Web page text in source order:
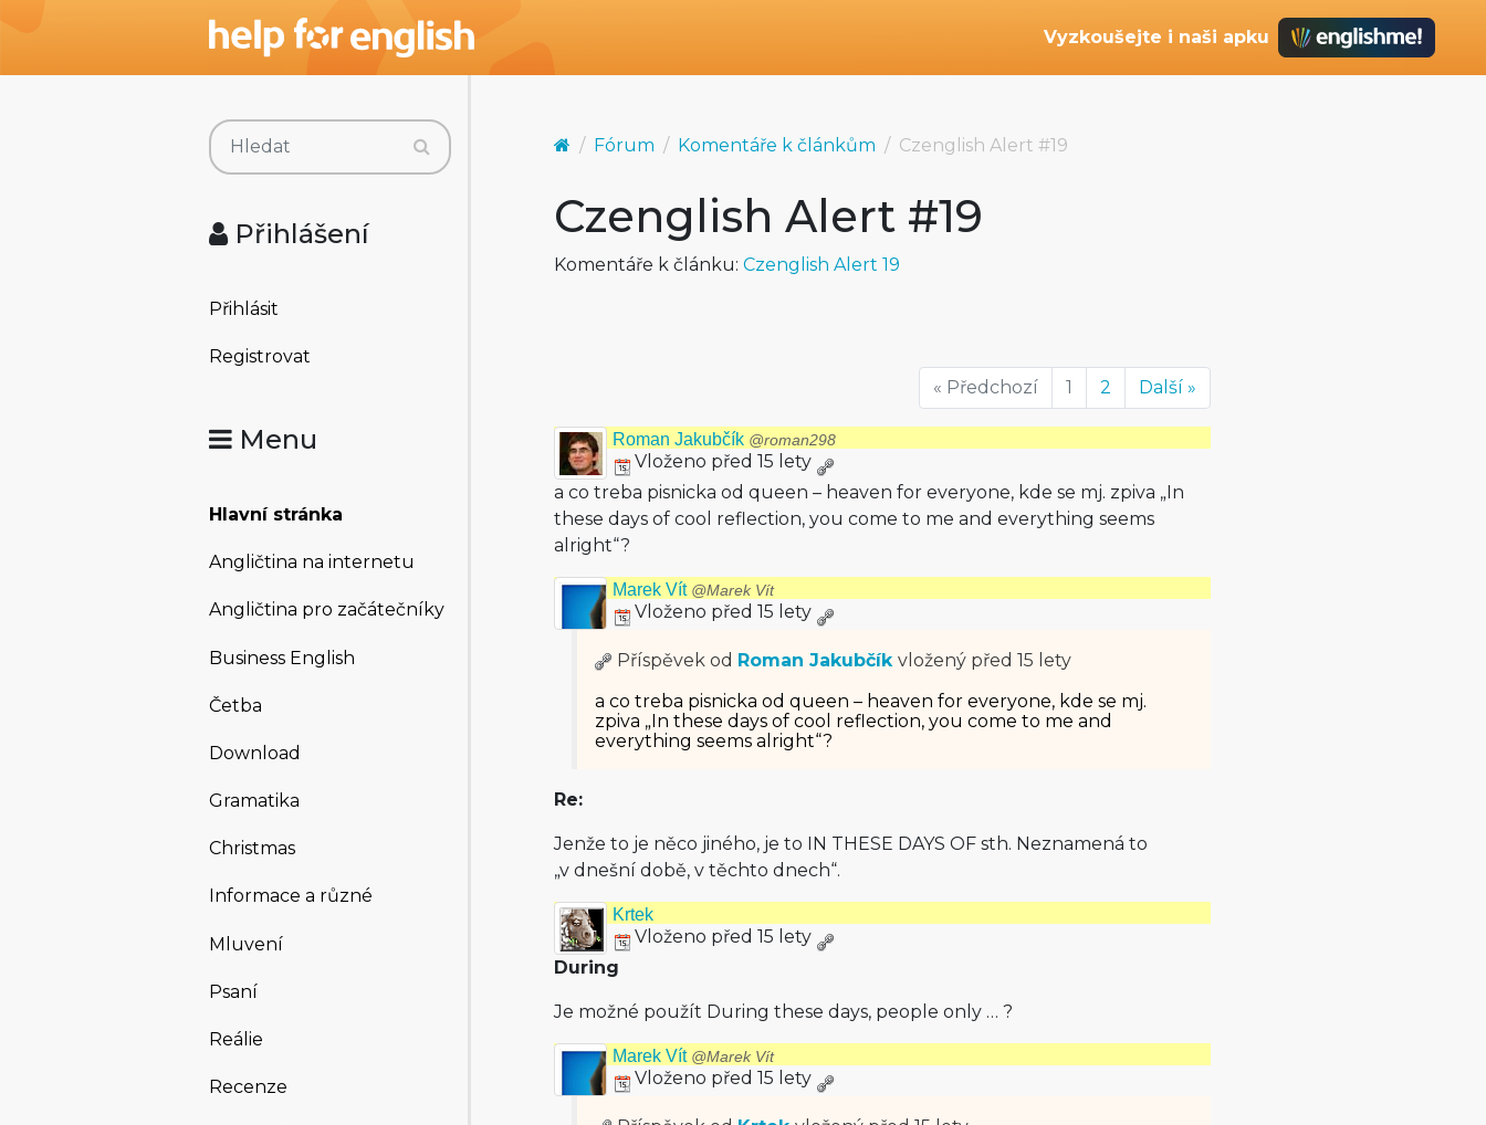
Vyzkoušejte i naši apku
Přihlášení
Přihlásit
Registrovat
Menu
Hlavní stránka
Angličtina na internetu
Angličtina pro začátečníky
Business English
Četba
Download
Gramatika
Christmas
Informace a různé
Mluvení
Psaní
Reálie
Recenze
Fórum Komentáře k článkům Czenglish Alert #19
Czenglish Alert #19
Komentáře k článku: Czenglish Alert 19
« Předchozí 1 2 Další »
Roman Jakubčík @roman298
Vloženo před 15 lety
a co treba pisnicka od queen – heaven for everyone, kde se mj. zpiva „In
these days of cool reflection, you come to me and everything seems
alright“?
Marek Vít @Marek Vít
Vloženo před 15 lety
Příspěvek od Roman Jakubčík vložený před 15 lety
a co treba pisnicka od queen – heaven for everyone, kde se mj.
zpiva „In these days of cool reflection, you come to me and
everything seems alright“?
Re:
Jenže to je něco jiného, je to IN THESE DAYS OF sth. Neznamená to
„v dnešní době, v těchto dnech“.
Krtek
Vloženo před 15 lety
During
Je možné použít During these days, people only … ?
Marek Vít @Marek Vít
Vloženo před 15 lety